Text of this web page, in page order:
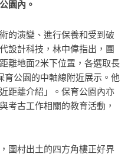
園內。
的演變、進行保養和受到破
設計科技，林中偉指出，團
離地面2米下位置，各選取長
公園的中軸線附近展示。他
距離介紹」。保育公園內亦
考古工作相關的教育活動，
圍村出土的四方角樓正好界